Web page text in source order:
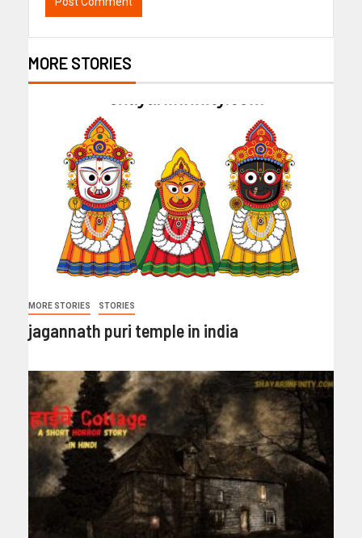
MORE STORIES
MORE STORIES STORIES
jagannath puri temple in india